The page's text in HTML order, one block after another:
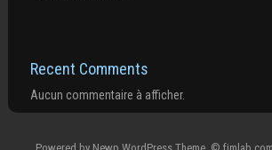
Recent Comments
Aucun commentaire à afficher.